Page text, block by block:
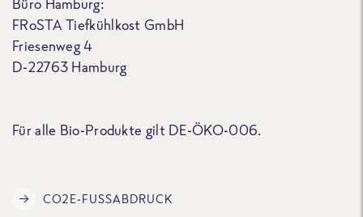
Büro Hamburg:
FRoSTA Tiefkühlkost GmbH
Friesenweg 4
D-22763 Hamburg
Für alle Bio-Produkte gilt DE-ÖKO-006.
CO2E-FUSSABDRUCK